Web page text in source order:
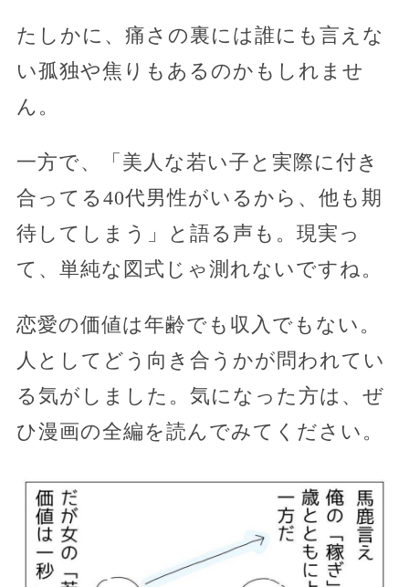
たしかに、痛さの裏には誰にも言えな
い孤独や焦りもあるのかもしれませ
ん。
一方で、「美人な若い子と実際に付き
合ってる40代男性がいるから、他も期
待してしまう」と語る声も。現実っ
て、単純な図式じゃ測れないですね。
恋愛の価値は年齢でも収入でもない。
人としてどう向き合うかが問われてい
る気がしました。気になった方は、ぜ
ひ漫画の全編を読んでみてください。